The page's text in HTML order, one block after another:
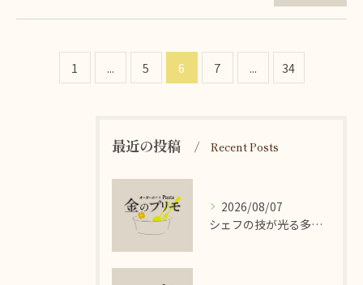
1 ... 5 6 7 ... 34
最近の投稿 Recent Posts
2026/08/07
シェフの技が光る多彩なイタリアンパスタの魅力